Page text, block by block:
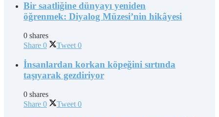
Bir saatliğine dünyayı yeniden
öğrenmek: Diyalog Müzesi’nin hikâyesi
0 shares
Share 0 Tweet 0
İnsanlardan korkan köpeğini sırtında
taşıyarak gezdiriyor
0 shares
Share 0 Tweet 0